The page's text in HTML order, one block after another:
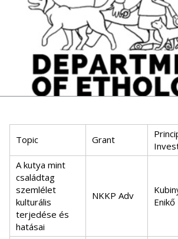
Topic Grant
A kutya mint
családtag
szemlélet
kulturális
terjedése és
hatásai
NKKP Adv
Enikő